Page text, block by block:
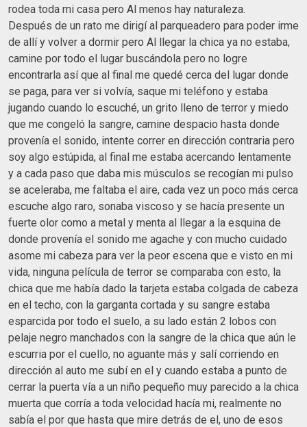
rodea toda mi casa pero Al menos hay naturaleza.
Después de un rato me dirigí al parqueadero para poder irme
de allí y volver a dormir pero Al llegar la chica ya no estaba,
camine por todo el lugar buscándola pero no logre
encontrarla así que al final me quedé cerca del lugar donde
se paga, para ver si volvía, saque mi teléfono y estaba
jugando cuando lo escuché, un grito lleno de terror y miedo
que me congeló la sangre, camine despacio hasta donde
provenía el sonido, intente correr en dirección contraria pero
soy algo estúpida, al final me estaba acercando lentamente
y a cada paso que daba mis músculos se recogían mi pulso
se aceleraba, me faltaba el aire, cada vez un poco más cerca
escuche algo raro, sonaba viscoso y se hacía presente un
fuerte olor como a metal y menta al llegar a la esquina de
donde provenía el sonido me agache y con mucho cuidado
asome mi cabeza para ver la peor escena que e visto en mi
vida, ninguna película de terror se comparaba con esto, la
chica que me había dado la tarjeta estaba colgada de cabeza
en el techo, con la garganta cortada y su sangre estaba
esparcida por todo el suelo, a su lado están 2 lobos con
pelaje negro manchados con la sangre de la chica que aún le
escurria por el cuello, no aguante más y salí corriendo en
dirección al auto me subí en el y cuando estaba a punto de
cerrar la puerta vía a un niño pequeño muy parecido a la chica
muerta que corría a toda velocidad hacía mi, realmente no
sabía el por que hasta que mire detrás de el, uno de esos